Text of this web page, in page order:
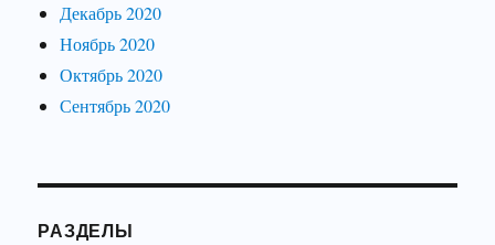
Декабрь 2020
Ноябрь 2020
Октябрь 2020
Сентябрь 2020
РАЗДЕЛЫ